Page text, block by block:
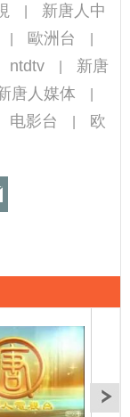
新唐人中
歐洲台
ntdtv
新唐
唐人媒体
电影台
欧